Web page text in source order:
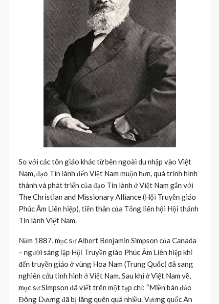
So với các tôn giáo khác từ bên ngoài du nhập vào Việt
Nam, đạo Tin lành đến Việt Nam muộn hơn, quá trình hình
thành và phát triển của đạo Tin lành ở Việt Nam gắn với
The Christian and Missionary Alliance (Hội Truyền giáo
Phúc Âm Liên hiệp), tiền thân của Tổng liên hội Hội thánh
Tin lành Việt Nam.
Năm 1887, mục sư Albert Benjamin Simpson của Canada
– người sáng lập Hội Truyền giáo Phúc Âm Liên hiệp khi
đến truyền giáo ở vùng Hoa Nam (Trung Quốc) đã sang
nghiên cứu tình hình ở Việt Nam. Sau khi ở Việt Nam về,
mục sư Simpson đã viết trên một tạp chí: “Miền bán đảo
Đông Dương đã bị lãng quên quá nhiều. Vương quốc An